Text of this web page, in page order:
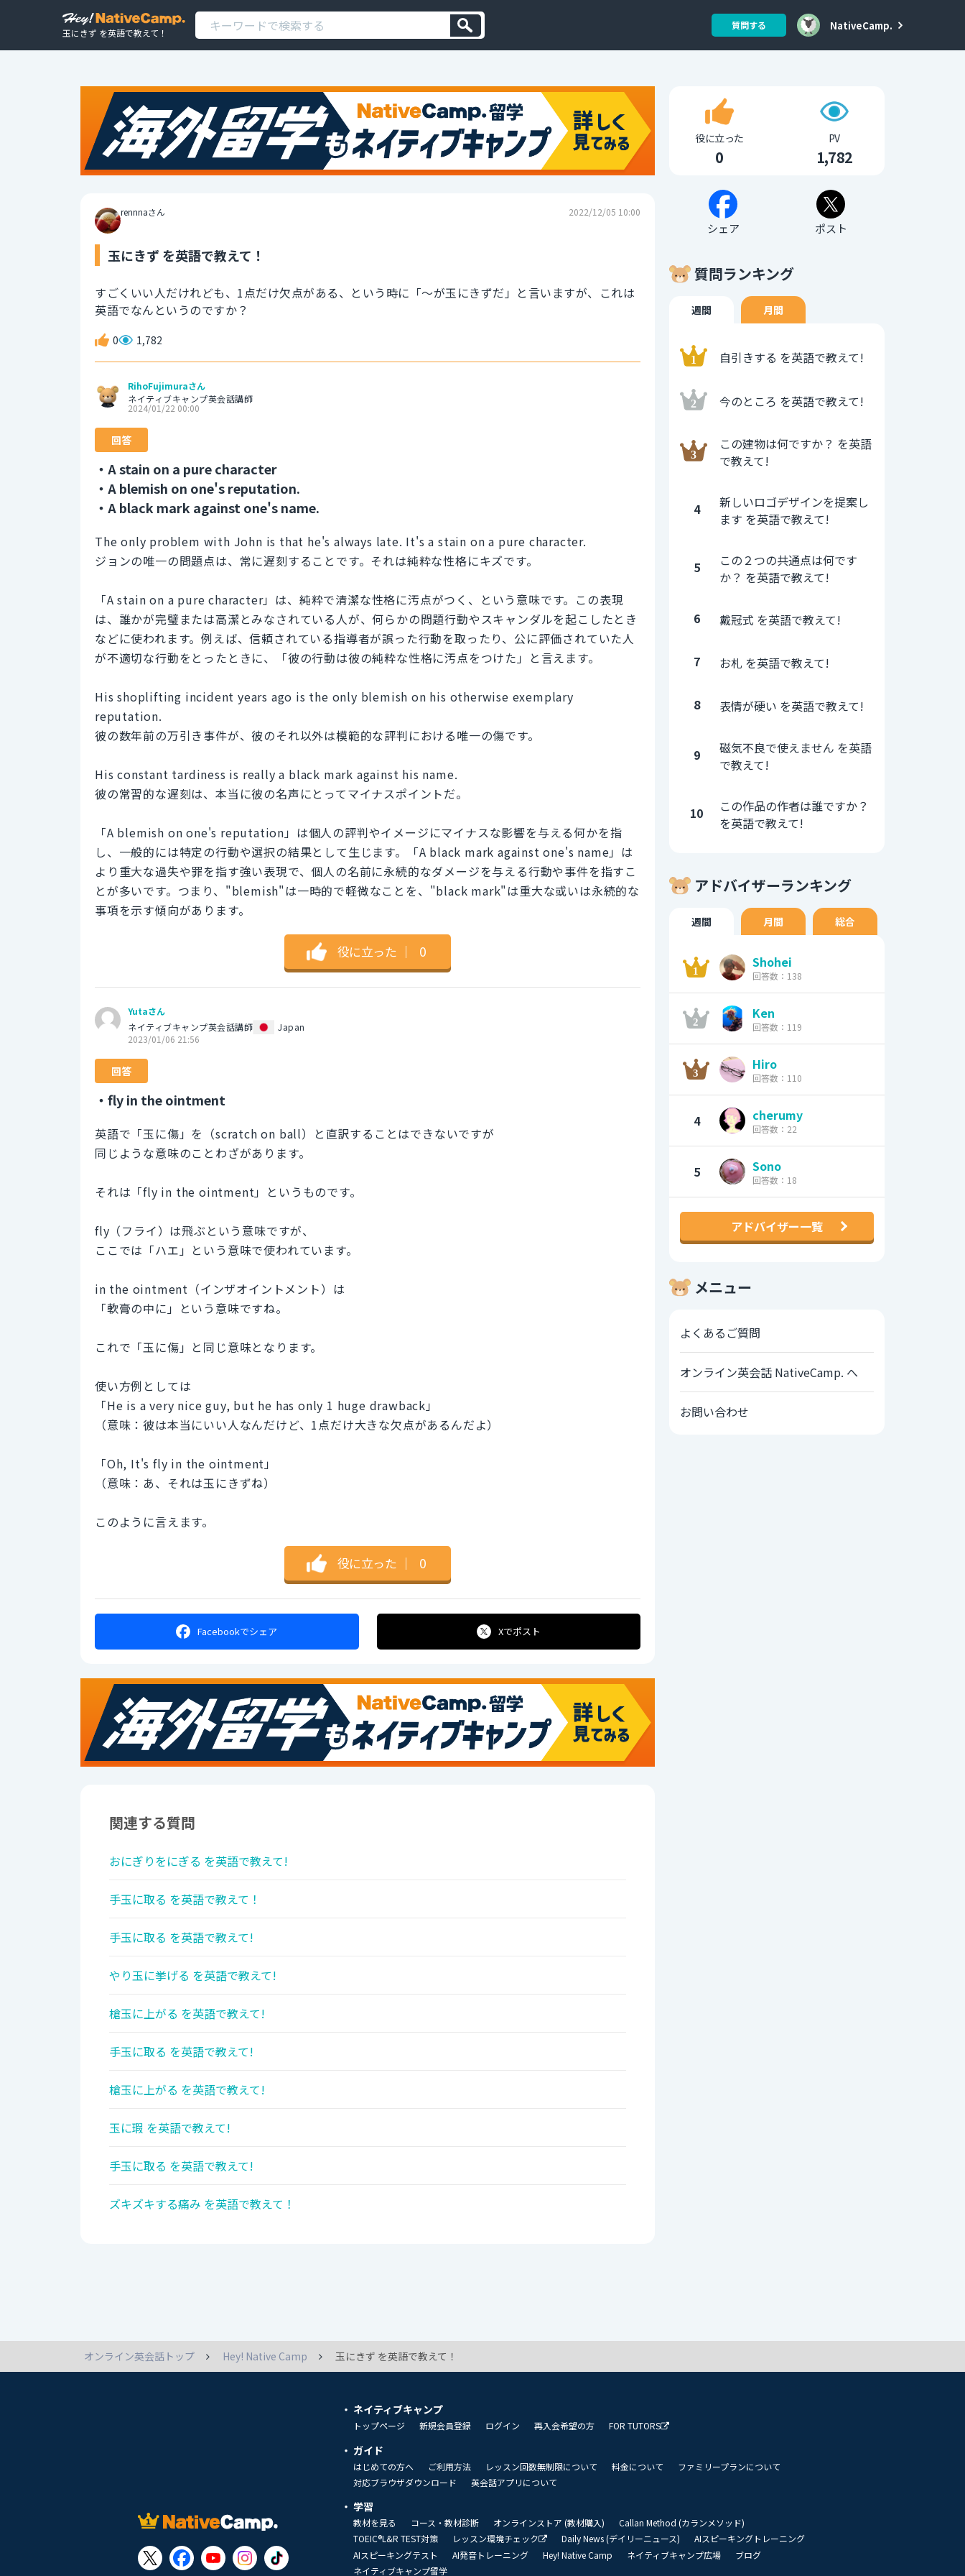
玉にきず を英語で教えて！
質問する NativeCamp.
rennnaさん 2022/12/05 10:00
玉にきず を英語で教えて！
すごくいい人だけれども、1点だけ欠点がある、という時に「〜が玉にきずだ」と言いますが、これは
英語でなんというのですか？
0 1,782
RihoFujimuraさん
ネイティブキャンプ英会話講師
2024/01/22 00:00
回答
・A stain on a pure character
・A blemish on one's reputation.
・A black mark against one's name.
The only problem with John is that he's always late. It's a stain on a pure character.
ジョンの唯一の問題点は、常に遅刻することです。それは純粋な性格にキズです。
「A stain on a pure character」は、純粋で清潔な性格に汚点がつく、という意味です。この表現
は、誰かが完璧または高潔とみなされている人が、何らかの問題行動やスキャンダルを起こしたとき
などに使われます。例えば、信頼されている指導者が誤った行動を取ったり、公に評価されていた人
が不適切な行動をとったときに、「彼の行動は彼の純粋な性格に汚点をつけた」と言えます。
His shoplifting incident years ago is the only blemish on his otherwise exemplary
reputation.
彼の数年前の万引き事件が、彼のそれ以外は模範的な評判における唯一の傷です。
His constant tardiness is really a black mark against his name.
彼の常習的な遅刻は、本当に彼の名声にとってマイナスポイントだ。
「A blemish on one's reputation」は個人の評判やイメージにマイナスな影響を与える何かを指
し、一般的には特定の行動や選択の結果として生じます。「A black mark against one's name」は
より重大な過失や罪を指す強い表現で、個人の名前に永続的なダメージを与える行動や事件を指すこ
とが多いです。つまり、"blemish"は一時的で軽微なことを、"black mark"は重大な或いは永続的な
事項を示す傾向があります。
役に立った ｜ 0
Yutaさん
ネイティブキャンプ英会話講師
Japan
2023/01/06 21:56
回答
・fly in the ointment
英語で「玉に傷」を（scratch on ball）と直訳することはできないですが
同じような意味のことわざがあります。
それは「fly in the ointment」というものです。
fly（フライ）は飛ぶという意味ですが、
ここでは「ハエ」という意味で使われています。
in the ointment（インザオイントメント）は
「軟膏の中に」という意味ですね。
これで「玉に傷」と同じ意味となります。
使い方例としては
「He is a very nice guy, but he has only 1 huge drawback」
（意味：彼は本当にいい人なんだけど、1点だけ大きな欠点があるんだよ）
「Oh, It's fly in the ointment」
（意味：あ、それは玉にきずね）
このように言えます。
役に立った ｜ 0
Facebookでシェア Xでポスト
関連する質問
おにぎりをにぎる を英語で教えて!
手玉に取る を英語で教えて！
手玉に取る を英語で教えて!
やり玉に挙げる を英語で教えて!
槍玉に上がる を英語で教えて!
手玉に取る を英語で教えて!
槍玉に上がる を英語で教えて!
玉に瑕 を英語で教えて!
手玉に取る を英語で教えて!
ズキズキする痛み を英語で教えて！
役に立った
0
PV
1,782
シェア ポスト
質問ランキング
週間 月間
自引きする を英語で教えて!
今のところ を英語で教えて!
この建物は何ですか？ を英語
で教えて!
4
新しいロゴデザインを提案し
ます を英語で教えて!
5
この２つの共通点は何です
か？ を英語で教えて!
6 戴冠式 を英語で教えて!
7 お札 を英語で教えて!
8 表情が硬い を英語で教えて!
9
磁気不良で使えません を英語
で教えて!
10
この作品の作者は誰ですか？
を英語で教えて!
アドバイザーランキング
週間 月間 総合
Shohei
回答数：138
Ken
回答数：119
Hiro
回答数：110
4 cherumy
回答数：22
5 Sono
回答数：18
アドバイザー一覧
メニュー
よくあるご質問
オンライン英会話 NativeCamp. へ
お問い合わせ
オンライン英会話トップ Hey! Native Camp 玉にきず を英語で教えて！
ネイティブキャンプ
トップページ 新規会員登録 ログイン 再入会希望の方 FOR TUTORS
ガイド
はじめての方へ ご利用方法 レッスン回数無制限について 料金について
ファミリープランについて
対応ブラウザダウンロード
英会話アプリについて
学習
教材を見る コース・教材診断 オンラインストア (教材購入)
Callan Method (カランメソッド)
TOEIC®L&R TEST対策
レッスン環境チェック Daily News (デイリーニュース)
AIスピーキングトレーニング
AIスピーキングテスト
AI発音トレーニング Hey! Native Camp ネイティブキャンプ広場
ブログ
ネイティブキャンプ留学